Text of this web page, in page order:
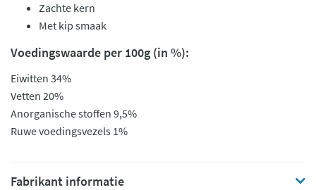
Zachte kern
Met kip smaak
Voedingswaarde per 100g (in %):
Eiwitten 34%
Vetten 20%
Anorganische stoffen 9,5%
Ruwe voedingsvezels 1%
Fabrikant informatie